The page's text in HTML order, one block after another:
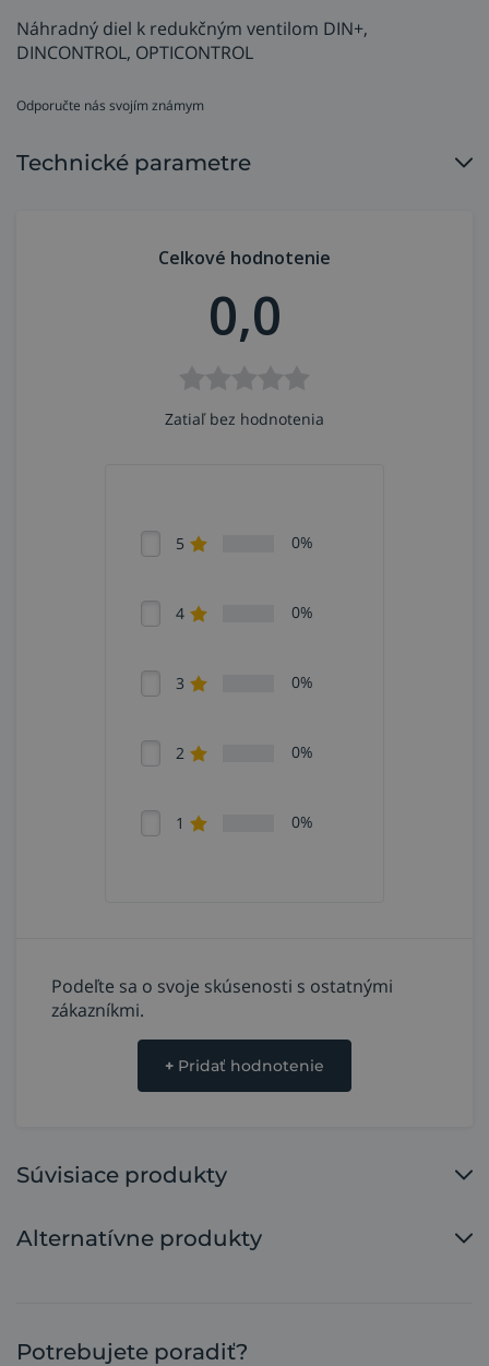
Náhradný diel k redukčným ventilom DIN+,
DINCONTROL, OPTICONTROL
Odporučte nás svojím známym
Technické parametre
Celkové hodnotenie
0,0
Zatiaľ bez hodnotenia
5 0%
4 0%
3 0%
2 0%
1 0%
Podeľte sa o svoje skúsenosti s ostatnými
zákazníkmi.
+ Pridať hodnotenie
Súvisiace produkty
Alternatívne produkty
Potrebujete poradiť?